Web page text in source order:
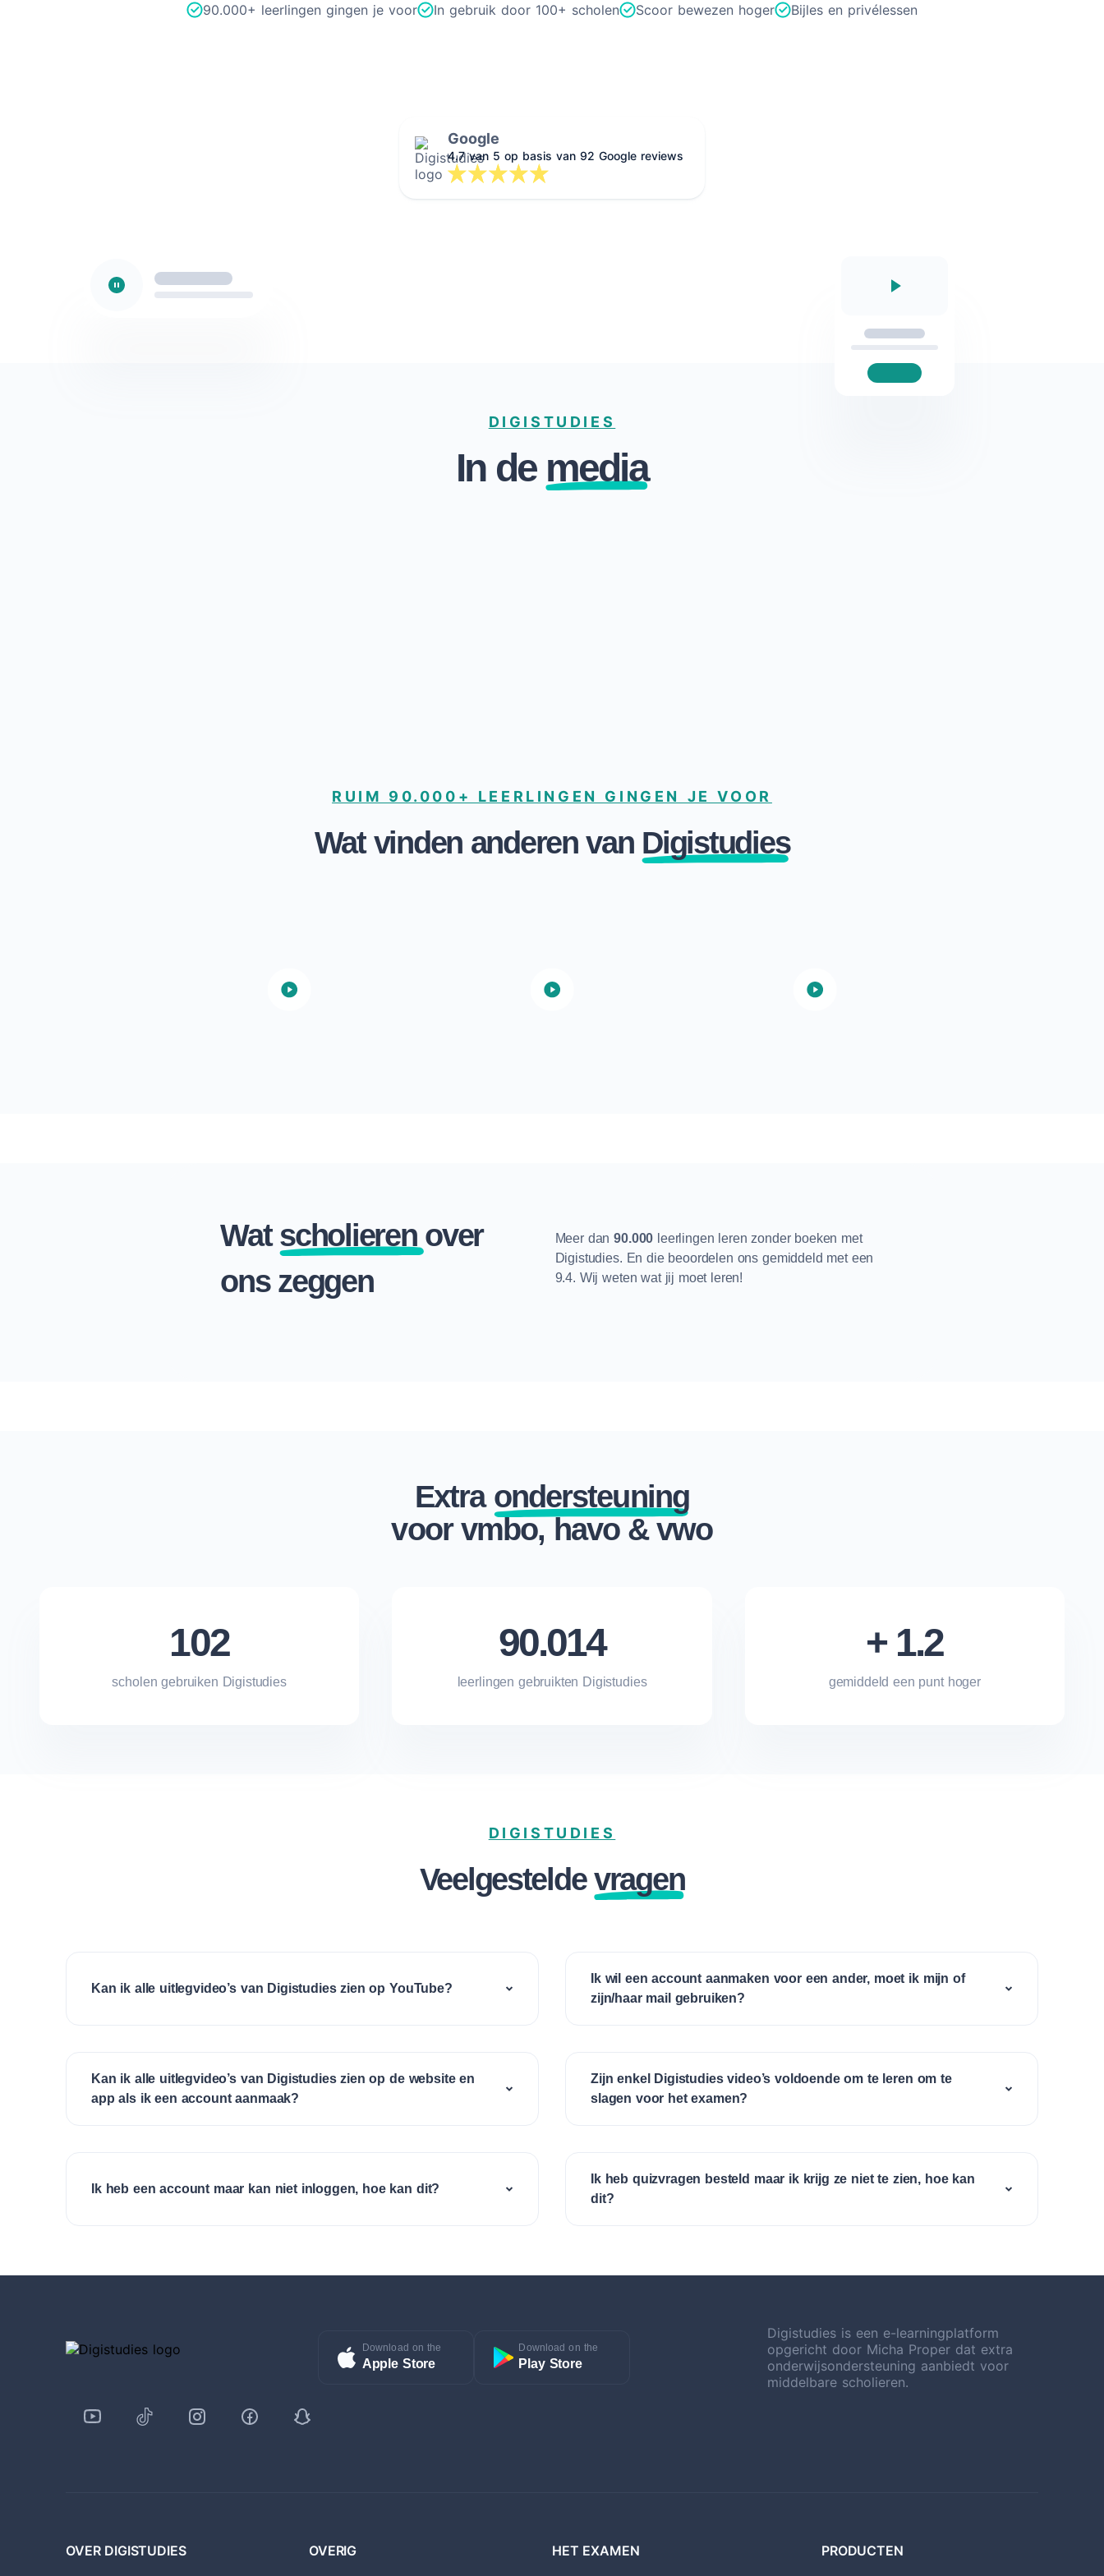
90.000+ leerlingen gingen je voor In gebruik door 100+ scholen Scoor bewezen hoger Bijles en privélessen
Google
4.7 van 5 op basis van 92 Google reviews
DIGISTUDIES
In de media
RUIM 90.000+ LEERLINGEN GINGEN JE VOOR
Wat vinden anderen van Digistudies
Watscholieren over
ons zeggen
Meer dan90.000 leerlingen leren zonder boeken met
Digistudies. En die beoordelen ons gemiddeld met een
9.4. Wij weten wat jij moet leren!
Extra ondersteuning
voor vmbo, havo & vwo
102
scholen gebruiken Digistudies
90.014
leerlingen gebruikten Digistudies
+ 1.2
gemiddeld een punt hoger
DIGISTUDIES
Veelgesteldevragen
Kan ik alle uitlegvideo’s van Digistudies zien op YouTube?
Kan ik alle uitlegvideo’s van Digistudies zien op de website en
app als ik een account aanmaak?
Ik heb een account maar kan niet inloggen, hoe kan dit?
Ik wil een account aanmaken voor een ander, moet ik mijn of
zijn/haar mail gebruiken?
Zijn enkel Digistudies video’s voldoende om te leren om te
slagen voor het examen?
Ik heb quizvragen besteld maar ik krijg ze niet te zien, hoe kan
dit?
Download on the
Apple Store
Download on the
Play Store
Digistudies is een e-learningplatform
opgericht door Micha Proper dat extra
onderwijsondersteuning aanbiedt voor
middelbare scholieren.
OVER DIGISTUDIES OVERIG HET EXAMEN PRODUCTEN